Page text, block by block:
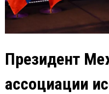
Президент
ассоциации